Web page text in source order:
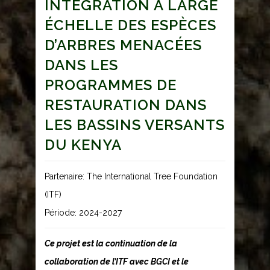
INTÉGRATION À LARGE
ÉCHELLE DES ESPÈCES
D’ARBRES MENACÉES
DANS LES
PROGRAMMES DE
RESTAURATION DANS
LES BASSINS VERSANTS
DU KENYA
Partenaire: The International Tree Foundation
(ITF)
Période: 2024-2027
Ce projet est la continuation de la
collaboration de l’ITF avec BGCI et le